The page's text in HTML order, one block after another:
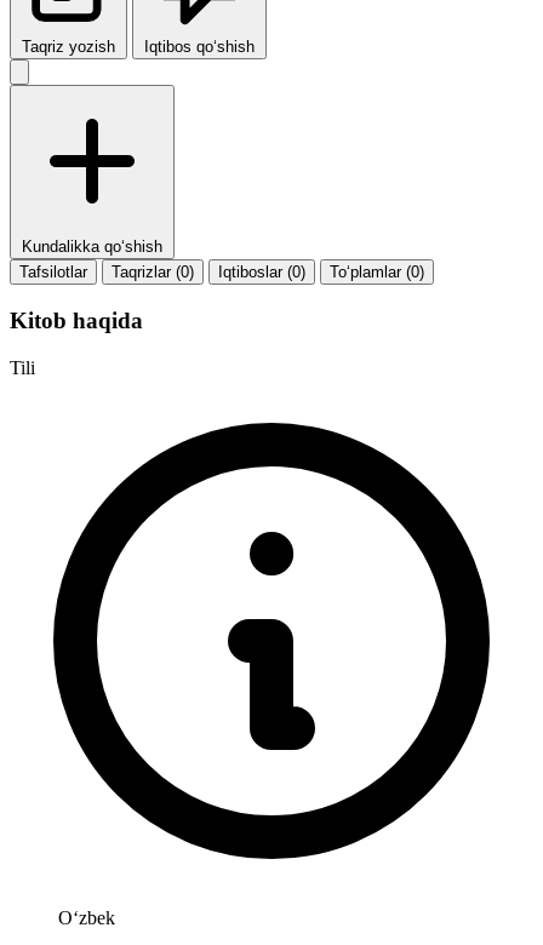
Taqriz yozish Iqtibos qo‘shish
Kundalikka qo‘shish
Tafsilotlar
Taqrizlar (0) Iqtiboslar (0) To‘plamlar (0)
Kitob haqida
Tili
Oʻzbek